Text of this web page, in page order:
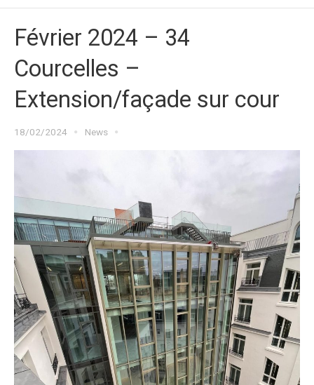
Février 2024 – 34
Courcelles –
Extension/façade sur cour
18/02/2024 News